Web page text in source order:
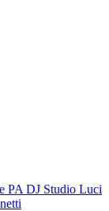
PA DJ Studio Luci